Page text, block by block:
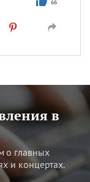
66
в
о главных
и концертах.